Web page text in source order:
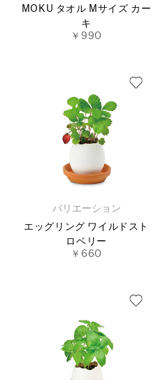
MOKU タオル Mサイズ カー
キ
￥990
バリエーション
エッグリング ワイルドスト
ロベリー
￥660